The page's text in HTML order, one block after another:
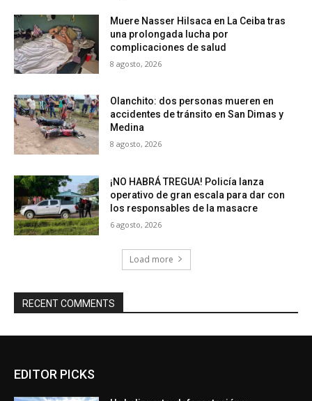
Muere Nasser Hilsaca en La Ceiba tras
una prolongada lucha por
complicaciones de salud
8 agosto, 2026
Olanchito: dos personas mueren en
accidentes de tránsito en San Dimas y
Medina
8 agosto, 2026
¡NO HABRÁ TREGUA! Policía lanza
operativo de gran escala para dar con
los responsables de la masacre
6 agosto, 2026
Load more
RECENT COMMENTS
EDITOR PICKS